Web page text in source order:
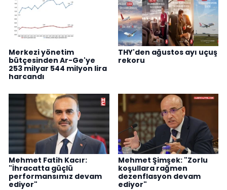
Merkezi yönetim
bütçesinden Ar-Ge'ye
253 milyar 544 milyon lira
harcandı
THY'den ağustos ayı uçuş
rekoru
Mehmet Fatih Kacır:
"İhracatta güçlü
performansımız devam
ediyor"
Mehmet Şimşek: "Zorlu
koşullara rağmen
dezenflasyon devam
ediyor"